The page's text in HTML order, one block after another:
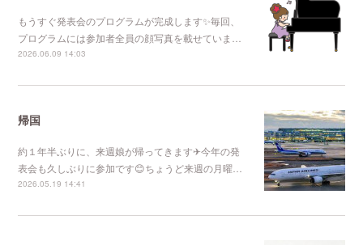
もうすぐ発表会のプログラムが完成します✨毎回、
プログラムには参加者全員の顔写真を載せていま…
2026.06.09 14:03
帰国
約１年半ぶりに、来週娘が帰ってきます✈今年の発
表会も久しぶりに参加です😊ちょうど来週の月曜…
2026.05.19 14:41